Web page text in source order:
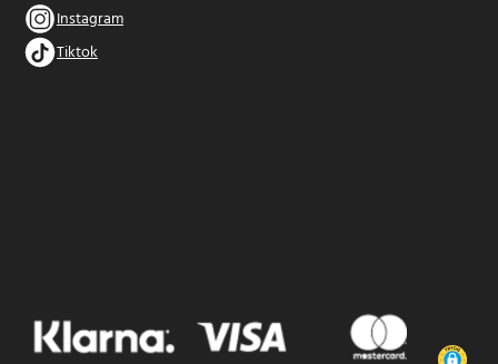
Instagram
Tiktok